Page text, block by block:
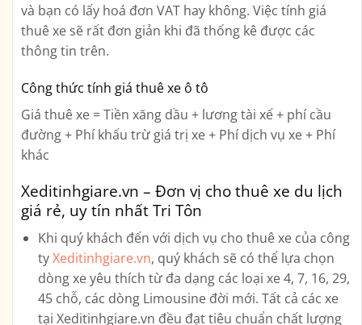
và bạn có lấy hoá đơn VAT hay không. Việc tính giá
thuê xe sẽ rất đơn giản khi đã thống kê được các
thông tin trên.
Công thức tính giá thuê xe ô tô
Giá thuê xe = Tiền xăng dầu + lương tài xế + phí cầu
đường + Phí khấu trừ giá trị xe + Phí dịch vụ xe + Phí
khác
Xeditinhgiare.vn – Đơn vị cho thuê xe du lịch
giá rẻ, uy tín nhất Tri Tôn
Khi quý khách đến với dịch vụ cho thuê xe của công
tyXeditinhgiare.vn, quý khách sẽ có thể lựa chọn
dòng xe yêu thích từ đa dạng các loại xe4, 7, 16, 29,
45 chỗ, các dòng Limousine đời mới. Tất cả các xe
tại Xeditinhgiare.vn đều đạt tiêu chuẩn chất lượng